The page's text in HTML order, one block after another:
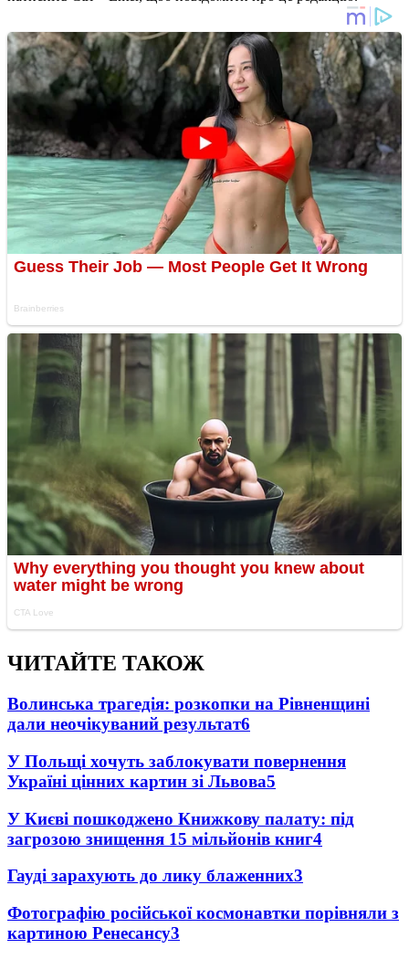
ЧИТАЙТЕ ТАКОЖ
Волинська трагедія: розкопки на Рівненщині
дали неочікуваний результат6
У Польщі хочуть заблокувати повернення
Україні цінних картин зі Львова5
У Києві пошкоджено Книжкову палату: під
загрозою знищення 15 мільйонів книг4
Гауді зарахують до лику блаженних3
Фотографію російської космонавтки порівняли з
картиною Ренесансу3